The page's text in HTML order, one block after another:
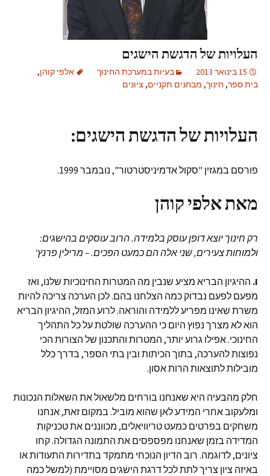
העלויות של הדגשת הישגים
15 בינואר 2013 בעיות במערכת החינוך אלפי קוהן,
בית ספר, חינוך, מבחנים תקניים, ציונים
העלויות של הדגשת הישגים:
פורסם במגזין "סקול אדמיניסטרטור", נובמבר 1999.
מאת אלפי קוהן
רק חינוך יוצא דופן עוסק בלמידה. הרוב עוסקים בהישגים:
ולמוחות צעירים, שני אלה הם כמעט הפכים. – מרילין פרנץ'
I. ההיגיון הבריא מציע שנבין מה המטרות החינוכיות שלנו, ואז
מפעם לפעם נבדוק כמה הצלחנו בהם. לכן הערכה צריכה להיות
משרת שאינו מפריע ללמידה והוראה. לרוע המזל, ההיגיון הבריא
הוא לא מצרך נפוץ היום כי ההערכה שולטת על כל התהליך
החינוכי. אפילו גרוע יותר, המטרות והתכנון של הצורות הכי
נפוצות להערכה, בתוך הכיתות ובין בתי הספר, בדרך כלל
מובילות לתוצאות הרות אסון.
חלק מהבעיה היא שאנחנו בורחים מלשאול את השאלות הנכונות
ומלעקוב אחרי המידע לאן שהוא מוביל. במקום זאת, אנחנו
משחקים בפרטים כמעט טריוויאלים, מכווננים את טכניקות
המדידה בזמן שאנחנו מפספסים את התמונה הגדולה. קחו
ציונים, לדוגמה. רוב הדיון הנוכחי מתמקד בתדירות התעודות או
באיזה ציון צריך לתת לכל דרגת הישגים מסויימת (למשל כמה